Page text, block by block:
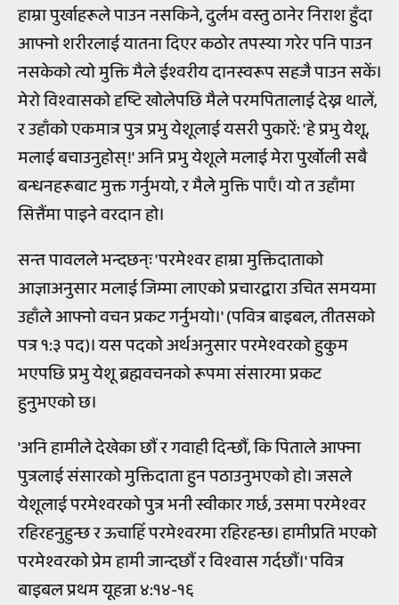
हाम्रा पुर्खाहरूले पाउन नसकिने, दुर्लभ वस्तु ठानेर निराश हुँदा
आफ्नो शरीरलाई यातना दिएर कठोर तपस्या गरेर पनि पाउन
नसकेको त्यो मुक्ति मैले ईश्वरीय दानस्वरूप सहजै पाउन सकें।
मेरो विश्वासको दृष्टि खोलेपछि मैले परमपितालाई देख्न थालें,
र उहाँको एकमात्र पुत्र प्रभु येशूलाई यसरी पुकारें: 'हे प्रभु येशू,
मलाई बचाउनुहोस्!' अनि प्रभु येशूले मलाई मेरा पुर्खोली सबै
बन्धनहरूबाट मुक्त गर्नुभयो, र मैले मुक्ति पाएँ। यो त उहाँमा
सित्तैंमा पाइने वरदान हो।
सन्त पावलले भन्दछन्ः 'परमेश्वर हाम्रा मुक्तिदाताको
आज्ञाअनुसार मलाई जिम्मा लाएको प्रचारद्वारा उचित समयमा
उहाँले आफ्नो वचन प्रकट गर्नुभयो।' (पवित्र बाइबल, तीतसको
पत्र १:३ पद)। यस पदको अर्थअनुसार परमेश्वरको हुकुम
भएपछि प्रभु येशू ब्रह्मवचनको रूपमा संसारमा प्रकट
हुनुभएको छ।
'अनि हामीले देखेका छौं र गवाही दिन्छौं, कि पिताले आफ्ना
पुत्रलाई संसारको मुक्तिदाता हुन पठाउनुभएको हो। जसले
येशूलाई परमेश्वरको पुत्र भनी स्वीकार गर्छ, उसमा परमेश्वर
रहिरहनुहुन्छ र ऊचाहिँ परमेश्वरमा रहिरहन्छ। हामीप्रति भएको
परमेश्वरको प्रेम हामी जान्दछौं र विश्वास गर्दछौं।' पवित्र
बाइबल प्रथम यूहन्ना ४:१४-१६